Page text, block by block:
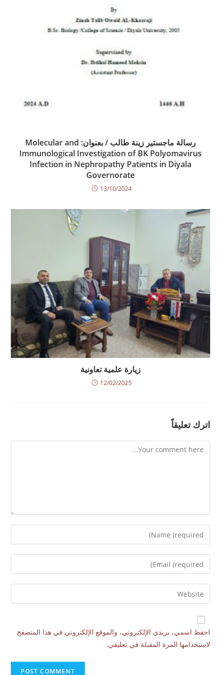
رسالة ماجستير زينة طالب / بعنوان: Molecular and
Immunological Investigation of BK Polyomavirus
Infection in Nephropathy Patients in Diyala
Governorate
13/10/2024
زيارة علمية تعاونية
12/02/2025
اترك تعليقاً
احفظ اسمي، بريدي الإلكتروني، والموقع الإلكتروني في هذا المتصفح
لاستخدامها المرة المقبلة في تعليقي.